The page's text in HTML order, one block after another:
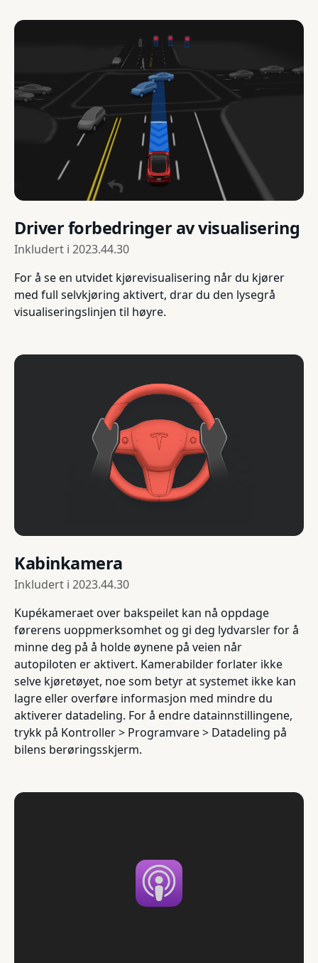
Driver forbedringer av visualisering
Inkludert i 2023.44.30
For å se en utvidet kjørevisualisering når du kjører
med full selvkjøring aktivert, drar du den lysegrå
visualiseringslinjen til høyre.
Kabinkamera
Inkludert i 2023.44.30
Kupékameraet over bakspeilet kan nå oppdage
førerens uoppmerksomhet og gi deg lydvarsler for å
minne deg på å holde øynene på veien når
autopiloten er aktivert. Kamerabilder forlater ikke
selve kjøretøyet, noe som betyr at systemet ikke kan
lagre eller overføre informasjon med mindre du
aktiverer datadeling. For å endre datainnstillingene,
trykk på Kontroller > Programvare > Datadeling på
bilens berøringsskjerm.